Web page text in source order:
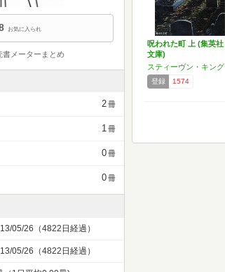
呪われた町 上 (集英社
文庫)
スティーヴン・キング
登録 1574
お気に入られ
書メーターまとめ
2冊
1冊
0冊
0冊
05/26（4822日経過）
05/26（4822日経過）